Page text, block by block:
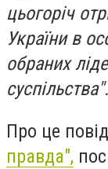
цьогоріч
України в
обраних
суспільства".
Про це
правда",